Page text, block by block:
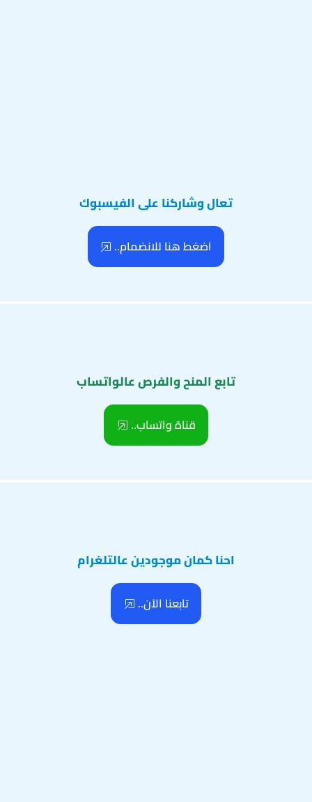
تعال وشاركنا على الفيسبوك
اضغط هنا للانضمام..
تابع المنح والفرص عالواتساب
قناة واتساب..
احنا كمان موجودين عالتلغرام
تابعنا الآن..